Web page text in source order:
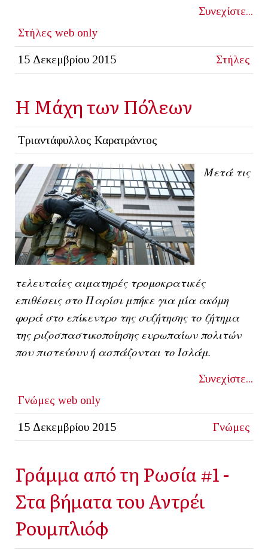
Συνεχίστε...
Στήλες web only
15 Δεκεμβρίου 2015 Στήλες
Η Μάχη των Πόλεων
Τριαντάφυλλος Καρατράντος
Μετά τις
τελευταίες αιματηρές τρομοκρατικές
επιθέσεις στο Παρίσι μπήκε για μία ακόμη
φορά στο επίκεντρο της συζήτησης το ζήτημα
της ριζοσπαστικοποίησης ευρωπαίων πολιτών
που πιστεύουν ή ασπάζονται το Ισλάμ.
Συνεχίστε...
Γνώμες web only
15 Δεκεμβρίου 2015 Γνώμες
Γράμμα από τη Ρωσία #1 -
Στα βήματα του Αντρέι
Ρουμπλιόφ